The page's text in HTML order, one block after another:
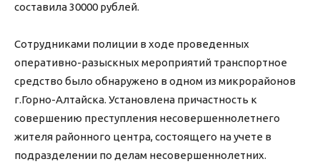
составила 30000 рублей.
Сотрудниками полиции в ходе проведенных
оперативно-разыскных мероприятий транспортное
средство было обнаружено в одном из микрорайонов
г.Горно-Алтайска. Установлена причастность к
совершению преступления несовершеннолетнего
жителя районного центра, состоящего на учете в
подразделении по делам несовершеннолетних.